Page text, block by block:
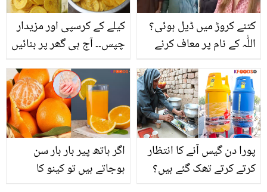
کیلے کے کرسپی اور مزیدار
چپس۔۔ آج ہی گھر پر بنائیں
کتنے کروڑ میں ڈیل ہوئی؟
اللّٰہ کے نام پر معاف کرنے
رپورٹر کے چبھتے سوال پر
کیا جواب دیا؟
اگر ہاتھ پیر بار بار سن
ہوجاتے ہیں تو کینو کا
پورا دن گیس آنے کا انتظار
کرتے کرتے تھک گئے ہیں؟